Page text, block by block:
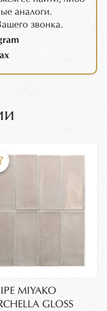
аналоги.
звонка.
MIYAKO
GLOSS